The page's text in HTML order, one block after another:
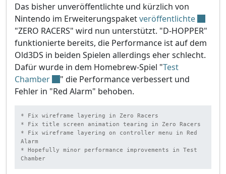
Das bisher unveröffentlichte und kürzlich von
Nintendo im Erweiterungspaketveröffentlichte
"ZERO RACERS" wird nun unterstützt. "D-HOPPER"
funktionierte bereits, die Performance ist auf dem
Old3DS in beiden Spielen allerdings eher schlecht.
Dafür wurde in dem Homebrew-Spiel "Test
Chamber
" die Performance verbessert und
Fehler in "Red Alarm" behoben.
* Fix wireframe layering in Zero Racers
* Fix title screen animation tearing in Zero Racers
* Fix wireframe layering on controller menu in Red
Alarm
* Hopefully minor performance improvements in Test
Chamber